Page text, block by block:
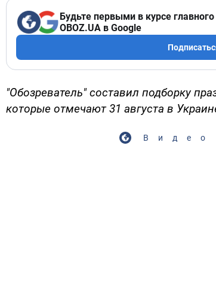
Будьте первыми в курсе
OBOZ.UA в Google
"Обозреватель" составил подборку
которые отмечают 31 августа в